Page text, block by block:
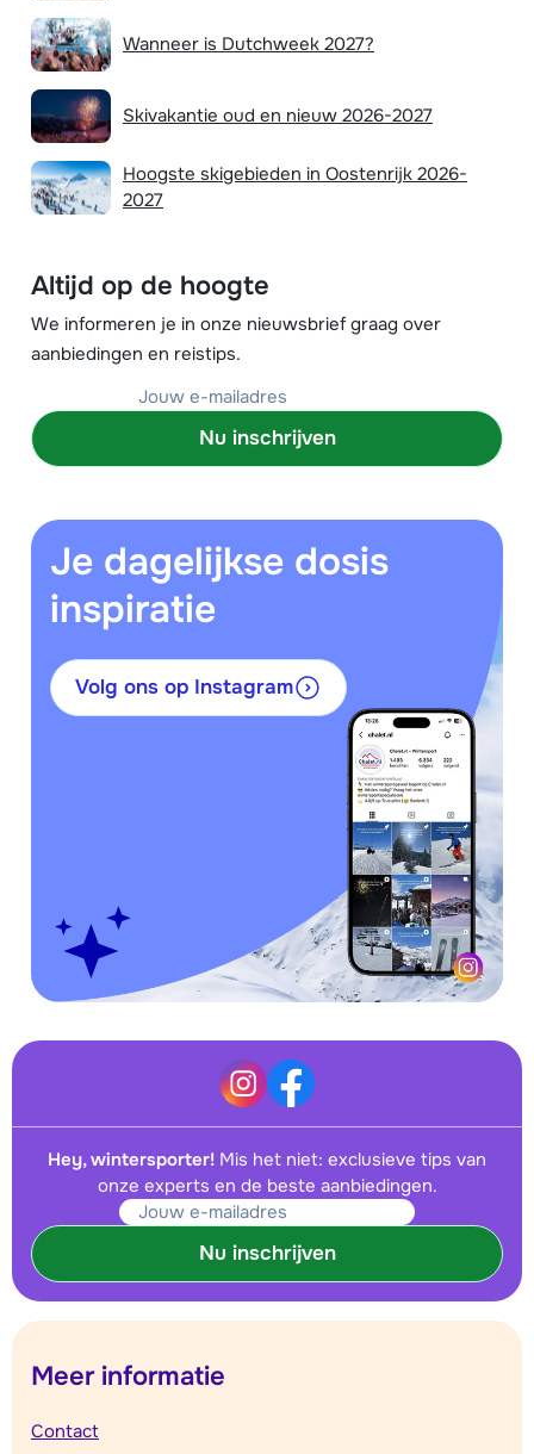
Wanneer is Dutchweek 2027?
Skivakantie oud en nieuw 2026-2027
Hoogste skigebieden in Oostenrijk 2026-
2027
Altijd op de hoogte
We informeren je in onze nieuwsbrief graag over
aanbiedingen en reistips.
Nu inschrijven
Je dagelijkse dosis
inspiratie
Volg ons op Instagram
Hey, wintersporter! Mis het niet: exclusieve tips van
onze experts en de beste aanbiedingen.
Nu inschrijven
Meer informatie
Contact